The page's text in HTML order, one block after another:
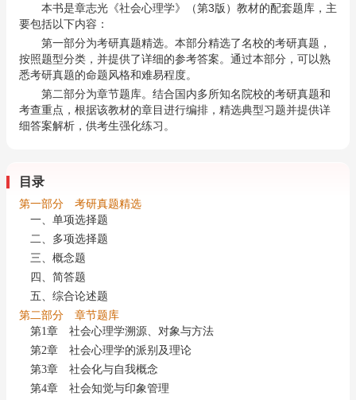
本书是章志光《社会心理学》（第3版）教材的配套题库，主
要包括以下内容：
第一部分为考研真题精选。本部分精选了名校的考研真题，
按照题型分类，并提供了详细的参考答案。通过本部分，可以熟
悉考研真题的命题风格和难易程度。
第二部分为章节题库。结合国内多所知名院校的考研真题和
考查重点，根据该教材的章目进行编排，精选典型习题并提供详
细答案解析，供考生强化练习。
目录
第一部分 考研真题精选
一、单项选择题
二、多项选择题
三、概念题
四、简答题
五、综合论述题
第二部分 章节题库
第1章 社会心理学溯源、对象与方法
第2章 社会心理学的派别及理论
第3章 社会化与自我概念
第4章 社会知觉与印象管理